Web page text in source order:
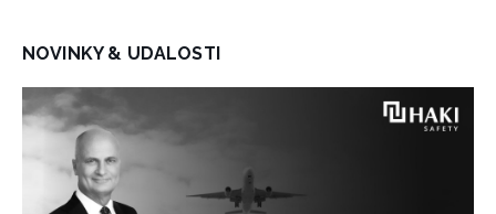
NOVINKY & UDALOSTI